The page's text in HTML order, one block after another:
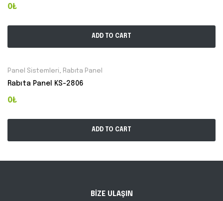
0₺
ADD TO CART
Panel Sistemleri, Rabıta Panel
Rabıta Panel KS-2806
0₺
ADD TO CART
BİZE ULAŞIN